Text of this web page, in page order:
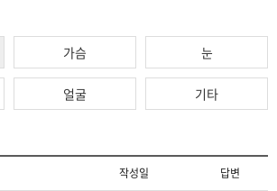
가슴 눈
얼굴 기타
작성일 답변